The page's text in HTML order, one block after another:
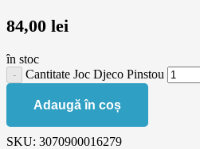
84,00 lei
în stoc
Cantitate Joc Djeco Pinstou
Adaugă în coș
SKU: 3070900016279